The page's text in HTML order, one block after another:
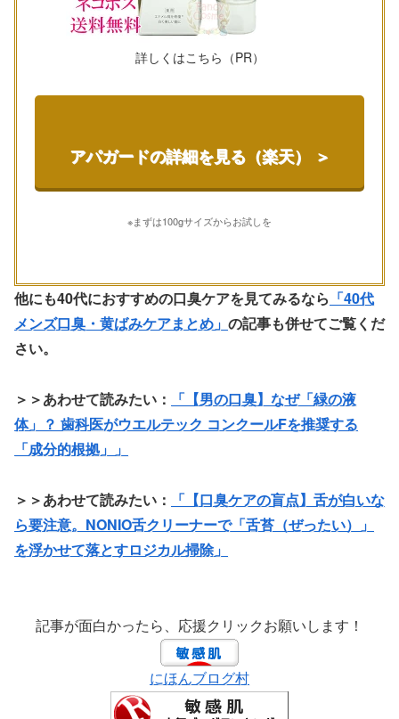
詳しくはこちら（PR）
アパガードの詳細を見る（楽天） ＞
※まずは100gサイズからお試しを
他にも40代におすすめの口臭ケアを見てみるなら 「40代
メンズ口臭・黄ばみケアまとめ」 の記事も併せてご覧くだ
さい。
＞＞あわせて読みたい：
「【男の口臭】なぜ「緑の液
体」？ 歯科医がウエルテック コンクールFを推奨する
「成分的根拠」」
＞＞あわせて読みたい：
「【口臭ケアの盲点】舌が白いな
ら要注意。NONIO舌クリーナーで「舌苔（ぜったい）」
を浮かせて落とすロジカル掃除」
記事が面白かったら、応援クリックお願いします！
にほんブログ村